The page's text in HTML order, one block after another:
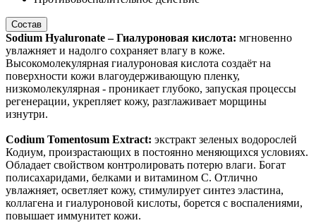
Состав
Sodium Hyaluronate – Гиалуроновая кислота: мгновенно
увлажняет и надолго сохраняет влагу в коже.
Высокомолекулярная гиалуроновая кислота создаёт на
поверхности кожи влагоудерживающую пленку,
низкомолекулярная - проникает глубоко, запуская процессы
регенерации, укрепляет кожу, разглаживает морщины
изнутри.
Codium Tomentosum Extract: экстракт зеленых водорослей
Кодиум, произрастающих в постоянно меняющихся условиях.
Обладает свойством контролировать потерю влаги. Богат
полисахаридами, белками и витамином С. Отлично
увлажняет, осветляет кожу, стимулирует синтез эластина,
коллагена и гиалуроновой кислоты, борется с воспалениями,
повышает иммунитет кожи.